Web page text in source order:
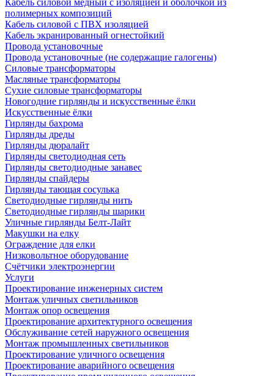
Кабель силовой медный с изоляцией и оболочкой из
полимерных композиций
Кабель силовой с ПВХ изоляцией
Кабель экранированный огнестойкий
Провода установочные
Провода установочные (не содержащие галогены)
Силовые трансформаторы
Масляные трансформаторы
Сухие силовые трансформаторы
Новогодние гирлянды и искусственные ёлки
Искусственные ёлки
Гирлянды бахрома
Гирлянды дреды
Гирлянды дюралайт
Гирлянды светодиодная сеть
Гирлянды светодиодные занавес
Гирлянды спайдеры
Гирлянды тающая сосулька
Светодиодные гирлянды нить
Светодиодные гирлянды шарики
Уличные гирлянды Белт-Лайт
Макушки на елку
Ограждение для елки
Низковольтное оборудование
Счётчики электроэнергии
Услуги
Проектирование инженерных систем
Монтаж уличных светильников
Монтаж опор освещения
Проектирование архитектурного освещения
Обслуживание сетей наружного освещения
Монтаж промышленных светильников
Проектирование уличного освещения
Проектирование аварийного освещения